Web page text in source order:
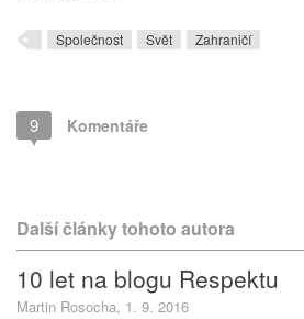
Společnost Svět Zahraničí
9 Komentáře
Další články tohoto autora
10 let na blogu Respektu
Martin Rosocha, 1. 9. 2016